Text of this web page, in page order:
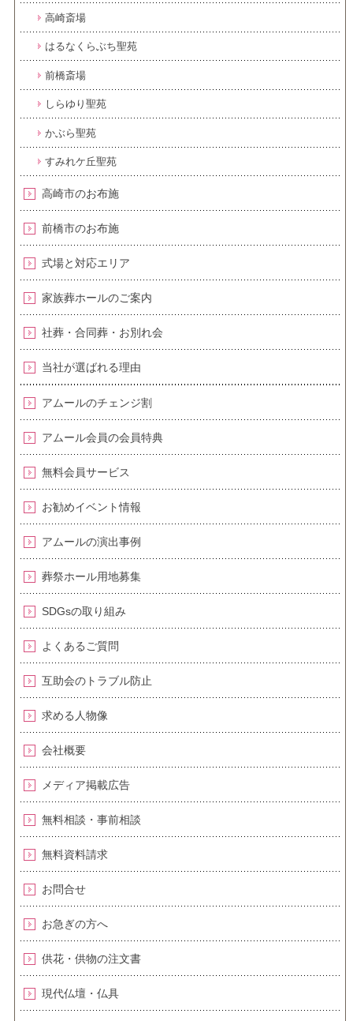
高崎斎場
はるなくらぶち聖苑
前橋斎場
しらゆり聖苑
かぶら聖苑
すみれケ丘聖苑
高崎市のお布施
前橋市のお布施
式場と対応エリア
家族葬ホールのご案内
社葬・合同葬・お別れ会
当社が選ばれる理由
アムールのチェンジ割
アムール会員の会員特典
無料会員サービス
お勧めイベント情報
アムールの演出事例
葬祭ホール用地募集
SDGsの取り組み
よくあるご質問
互助会のトラブル防止
求める人物像
会社概要
メディア掲載広告
無料相談・事前相談
無料資料請求
お問合せ
お急ぎの方へ
供花・供物の注文書
現代仏壇・仏具